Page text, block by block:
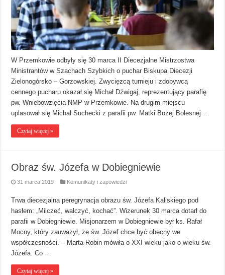
W Przemkowie odbyły się 30 marca II Diecezjalne Mistrzostwa
Ministrantów w Szachach Szybkich o puchar Biskupa Diecezji
Zielonogórsko – Gorzowskiej. Zwycięzcą turnieju i zdobywcą
cennego pucharu okazał się Michał Dźwigaj, reprezentujący parafię
pw. Wniebowzięcia NMP w Przemkowie. Na drugim miejscu
uplasował się Michał Suchecki z parafii pw. Matki Bożej Bolesnej …
Czytaj więcej »
Obraz św. Józefa w Dobiegniewie
31 marca 2019 Komunikaty i zapowiedzi
Trwa diecezjalna peregrynacja obrazu św. Józefa Kaliskiego pod
hasłem: „Milczeć, walczyć, kochać”. Wizerunek 30 marca dotarł do
parafii w Dobiegniewie. Misjonarzem w Dobiegniewie był ks. Rafał
Mocny, który zauważył, że św. Józef chce być obecny we
współczesności. – Marta Robin mówiła o XXI wieku jako o wieku św.
Józefa. Co …
Czytaj więcej »